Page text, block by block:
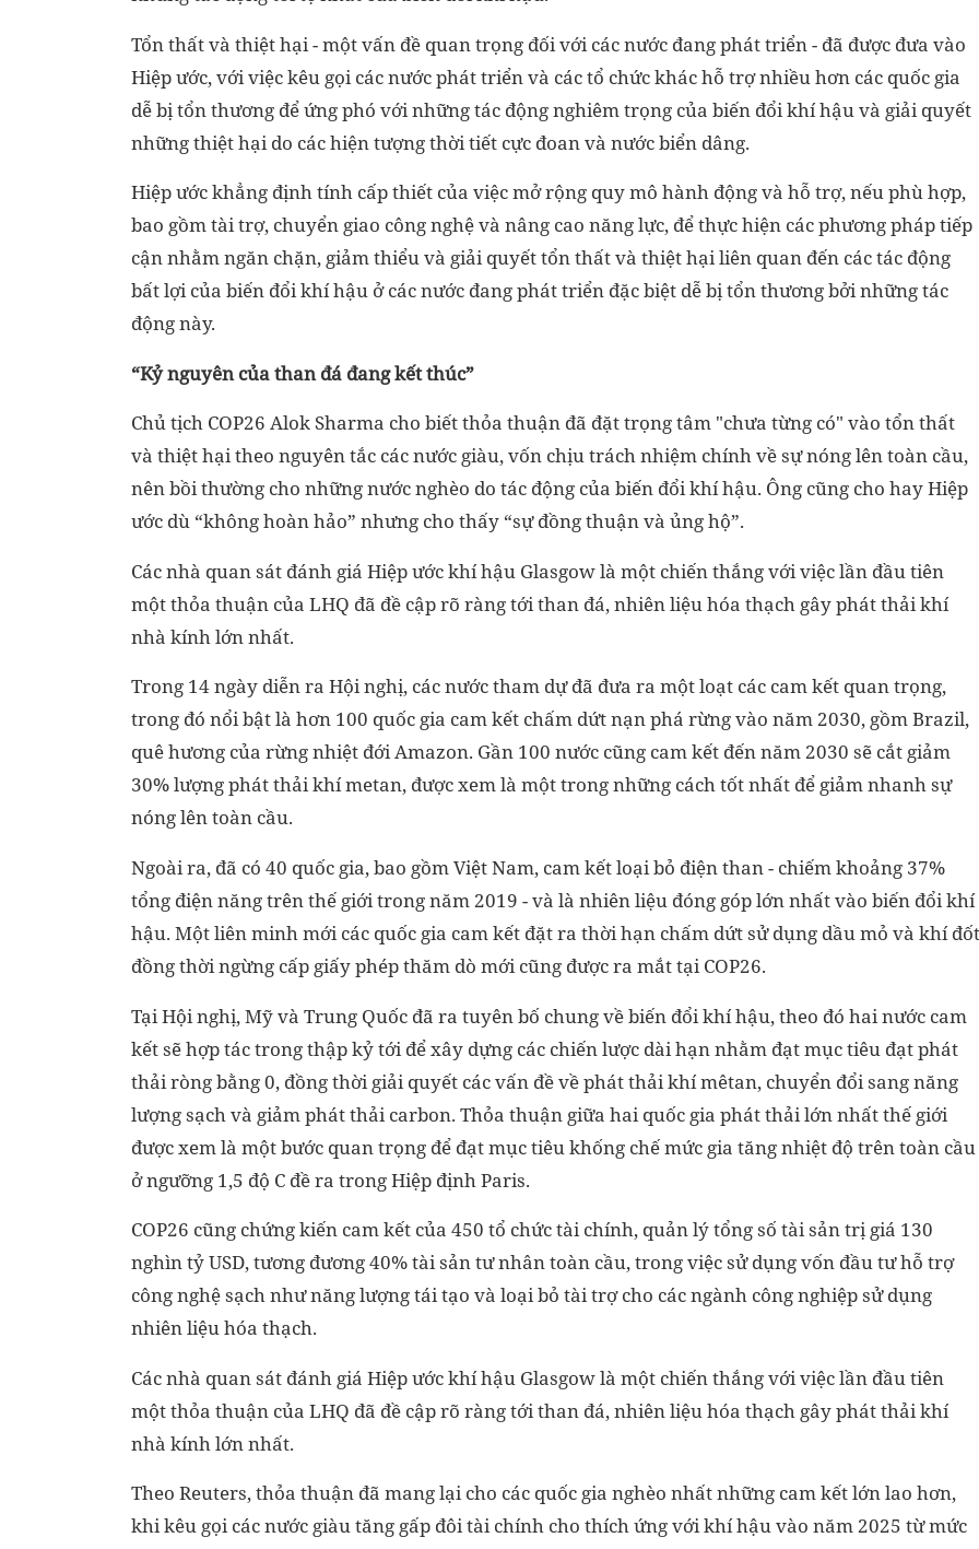
Tổn thất và thiệt hại - một vấn đề quan trọng đối với các nước đang phát triển - đã được đưa vào
Hiệp ước, với việc kêu gọi các nước phát triển và các tổ chức khác hỗ trợ nhiều hơn các quốc gia
dễ bị tổn thương để ứng phó với những tác động nghiêm trọng của biến đổi khí hậu và giải quyết
những thiệt hại do các hiện tượng thời tiết cực đoan và nước biển dâng.
Hiệp ước khẳng định tính cấp thiết của việc mở rộng quy mô hành động và hỗ trợ, nếu phù hợp,
bao gồm tài trợ, chuyển giao công nghệ và nâng cao năng lực, để thực hiện các phương pháp tiếp
cận nhằm ngăn chặn, giảm thiểu và giải quyết tổn thất và thiệt hại liên quan đến các tác động
bất lợi của biến đổi khí hậu ở các nước đang phát triển đặc biệt dễ bị tổn thương bởi những tác
động này.
“Kỷ nguyên của than đá đang kết thúc”
Chủ tịch COP26 Alok Sharma cho biết thỏa thuận đã đặt trọng tâm "chưa từng có" vào tổn thất
và thiệt hại theo nguyên tắc các nước giàu, vốn chịu trách nhiệm chính về sự nóng lên toàn cầu,
nên bồi thường cho những nước nghèo do tác động của biến đổi khí hậu. Ông cũng cho hay Hiệp
ước dù “không hoàn hảo” nhưng cho thấy “sự đồng thuận và ủng hộ”.
Các nhà quan sát đánh giá Hiệp ước khí hậu Glasgow là một chiến thắng với việc lần đầu tiên
một thỏa thuận của LHQ đã đề cập rõ ràng tới than đá, nhiên liệu hóa thạch gây phát thải khí
nhà kính lớn nhất.
Trong 14 ngày diễn ra Hội nghị, các nước tham dự đã đưa ra một loạt các cam kết quan trọng,
trong đó nổi bật là hơn 100 quốc gia cam kết chấm dứt nạn phá rừng vào năm 2030, gồm Brazil,
quê hương của rừng nhiệt đới Amazon. Gần 100 nước cũng cam kết đến năm 2030 sẽ cắt giảm
30% lượng phát thải khí metan, được xem là một trong những cách tốt nhất để giảm nhanh sự
nóng lên toàn cầu.
Ngoài ra, đã có 40 quốc gia, bao gồm Việt Nam, cam kết loại bỏ điện than - chiếm khoảng 37%
tổng điện năng trên thế giới trong năm 2019 - và là nhiên liệu đóng góp lớn nhất vào biến đổi khí
hậu. Một liên minh mới các quốc gia cam kết đặt ra thời hạn chấm dứt sử dụng dầu mỏ và khí đốt
đồng thời ngừng cấp giấy phép thăm dò mới cũng được ra mắt tại COP26.
Tại Hội nghị, Mỹ và Trung Quốc đã ra tuyên bố chung về biến đổi khí hậu, theo đó hai nước cam
kết sẽ hợp tác trong thập kỷ tới để xây dựng các chiến lược dài hạn nhằm đạt mục tiêu đạt phát
thải ròng bằng 0, đồng thời giải quyết các vấn đề về phát thải khí mêtan, chuyển đổi sang năng
lượng sạch và giảm phát thải carbon. Thỏa thuận giữa hai quốc gia phát thải lớn nhất thế giới
được xem là một bước quan trọng để đạt mục tiêu khống chế mức gia tăng nhiệt độ trên toàn cầu
ở ngưỡng 1,5 độ C đề ra trong Hiệp định Paris.
COP26 cũng chứng kiến cam kết của 450 tổ chức tài chính, quản lý tổng số tài sản trị giá 130
nghìn tỷ USD, tương đương 40% tài sản tư nhân toàn cầu, trong việc sử dụng vốn đầu tư hỗ trợ
công nghệ sạch như năng lượng tái tạo và loại bỏ tài trợ cho các ngành công nghiệp sử dụng
nhiên liệu hóa thạch.
Các nhà quan sát đánh giá Hiệp ước khí hậu Glasgow là một chiến thắng với việc lần đầu tiên
một thỏa thuận của LHQ đã đề cập rõ ràng tới than đá, nhiên liệu hóa thạch gây phát thải khí
nhà kính lớn nhất.
Theo Reuters, thỏa thuận đã mang lại cho các quốc gia nghèo nhất những cam kết lớn lao hơn,
khi kêu gọi các nước giàu tăng gấp đôi tài chính cho thích ứng với khí hậu vào năm 2025 từ mức